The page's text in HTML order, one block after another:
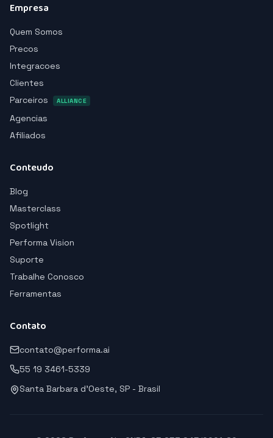
Empresa
Quem Somos
Precos
Integracoes
Clientes
Parceiros
ALLIANCE
Agencias
Afiliados
Conteudo
Blog
Masterclass
Spotlight
Performa Vision
Suporte
Trabalhe Conosco
Ferramentas
Contato
contato@performa.ai
55 19 3461-5339
Santa Barbara d'Oeste, SP - Brasil